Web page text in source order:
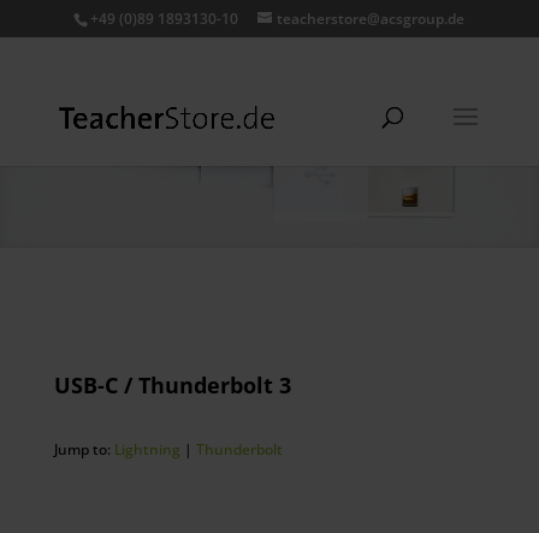
+49 (0)89 1893130-10 teacherstore@acsgroup.de
USB-C / Thunderbolt 3
Jump to: Lightning | Thunderbolt